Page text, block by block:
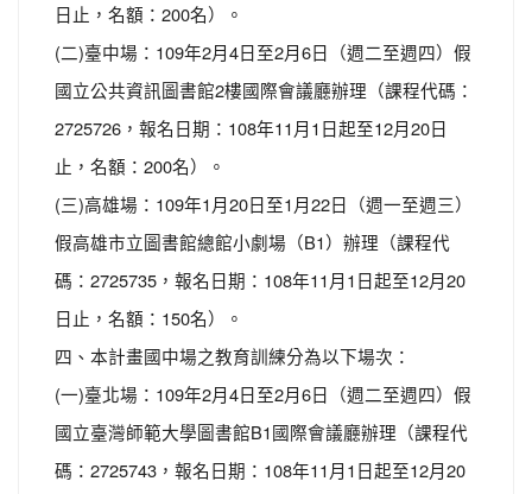
日止，名額：200名）。
(二)臺中場：109年2月4日至2月6日（週二至週四）假
國立公共資訊圖書館2樓國際會議廳辦理（課程代碼：
2725726，報名日期：108年11月1日起至12月20日
止，名額：200名）。
(三)高雄場：109年1月20日至1月22日（週一至週三）
假高雄市立圖書館總館小劇場（B1）辦理（課程代
碼：2725735，報名日期：108年11月1日起至12月20
日止，名額：150名）。
四、本計畫國中場之教育訓練分為以下場次：
(一)臺北場：109年2月4日至2月6日（週二至週四）假
國立臺灣師範大學圖書館B1國際會議廳辦理（課程代
碼：2725743，報名日期：108年11月1日起至12月20